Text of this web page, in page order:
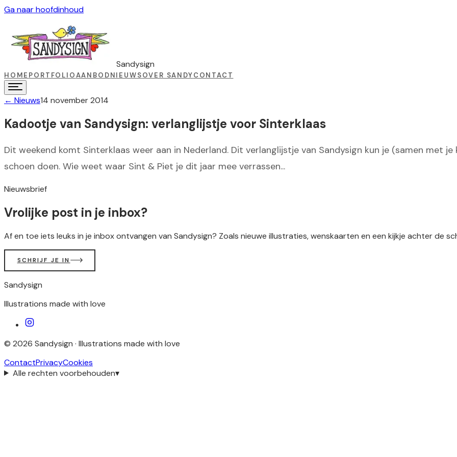
Ga naar hoofdinhoud
Sandysign
HOME PORTFOLIOAANBODNIEUWSOVER SANDYCONTACT
← Nieuws14 november 2014
Kadootje van Sandysign: verlanglijstje voor Sinterklaas
Dit weekend komt Sinterklaas weer aan in Nederland. Dit verlanglijstje van Sandysign kun je (samen met
schoen doen. Wie weet waar Sint & Piet je dit jaar mee verrassen...
Nieuwsbrief
Vrolijke post in je inbox?
Af en toe iets leuks in je inbox ontvangen van Sandysign? Zoals nieuwe illustraties, wenskaarten en een kijkje achter de
SCHRIJF JE IN
Sandysign
Illustrations made with love
© 2026 Sandysign · Illustrations made with love
ContactPrivacyCookies
Alle rechten voorbehouden▾